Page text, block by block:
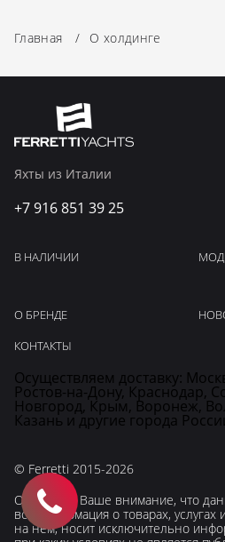
Главная / О холдинге
Яхты из Италии
+7 916 851 39 25
В НАЛИЧИИ
О БРЕНДЕ
КОНТАКТЫ
Осуществляем доставку:
Ростов-на-Дону, Краснодар,
Новгород, Крым, Воронеж,
Казань и другие города
© Ferretti 2015-2026
Обращаем Ваше внимание, что
вся информация о товарах,
на нём, носит исключительно